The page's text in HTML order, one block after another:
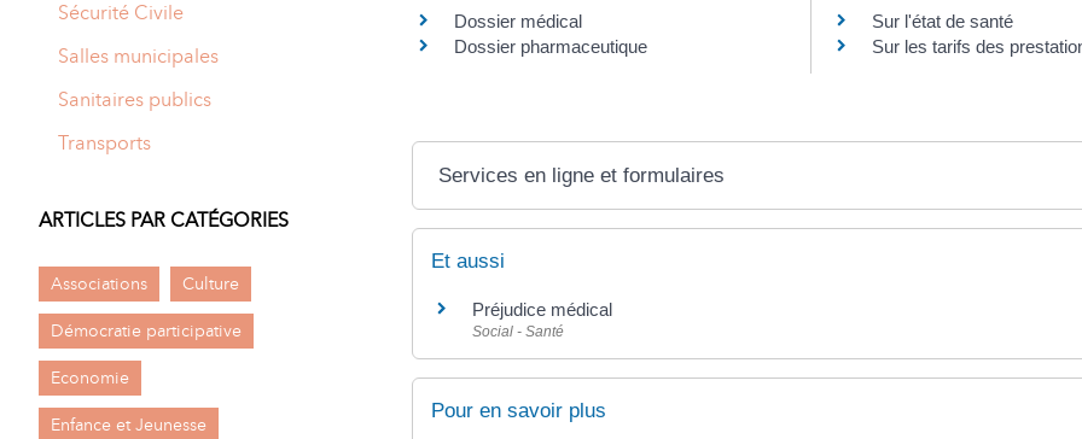
Dossier médical
Dossier pharmaceutique
Sur l'état de santé
Sur les tarifs des
Services en ligne et formulaires
Et aussi
Préjudice médical
Social - Santé
Pour en savoir plus
Sécurité Civile
Salles municipales
Sanitaires publics
Transports
ARTICLES PAR CATÉGORIES
Associations Culture
Démocratie participative
Economie
Enfance et Jeunesse